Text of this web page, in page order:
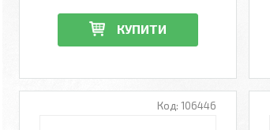
КУПИТИ
106446